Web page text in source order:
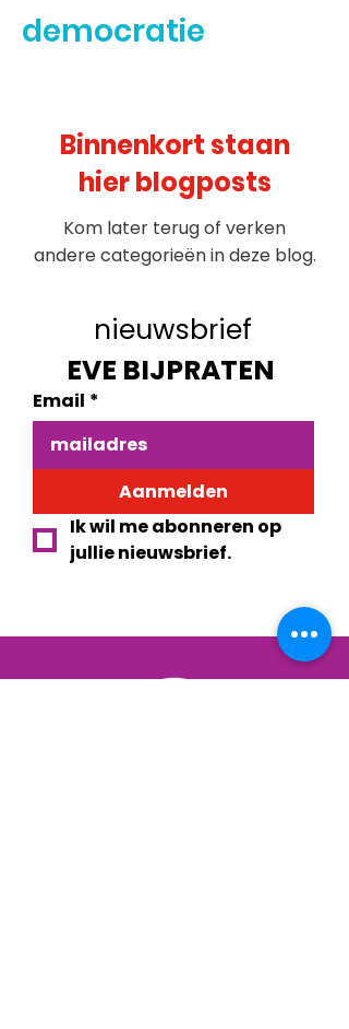
democratie
Binnenkort staan
hier blogposts
Kom later terug of verken
andere categorieën in deze blog.
nieuwsbrief
Email *
Aanmelden
Ik wil me abonneren op
jullie nieuwsbrief.